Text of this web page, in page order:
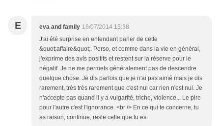
E eva and family 16/07/2014 15:38
J'ai été surprise en entendant parler de cette
&quot;affaire&quot;. Perso, et comme dans la vie en général,
j'exprime des avis positifs et restent sur la réserve pour le
négatif. Je ne me permets généralement pas de descendre
quelque chose. Je dis parfois que je n'ai pas aimé mais je dis
rarement, très très rarement que c'est nul car rien n'est nul. Je
n'accepte pas quand il y a vulgarité, triche, violence... Le pire
pour l'autre c'est l'ignorance. <br /> En ce qui te concerne, tu
as raison, continue, reste celle que tu es.